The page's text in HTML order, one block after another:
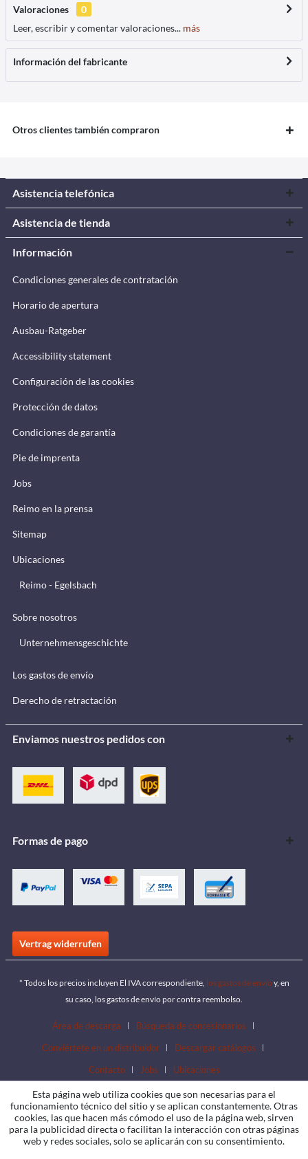
Valoraciones
0
Leer, escribir y comentar valoraciones... más
Información del fabricante
Otros clientes también compraron
Asistencia telefónica
Asistencia de tienda
Información
Condiciones generales de contratación
Horario de apertura
Ausbau-Ratgeber
Accessibility statement
Configuración de las cookies
Protección de datos
Condiciones de garantía
Pie de imprenta
Jobs
Reimo en la prensa
Sitemap
Ubicaciones
Reimo - Egelsbach
Sobre nosotros
Unternehmensgeschichte
Los gastos de envío
Derecho de retractación
Enviamos nuestros pedidos con
Formas de pago
Vertrag widerrufen
* Todos los precios incluyen El IVA correspondiente, los gastos de envío y, en
su caso, los gastos de envío por contra reembolso.
Área de descarga
Búsqueda de concesionarios
Conviértete en un distribuidor
Descargar catálogos
Contacto
Jobs Ubicaciones
Esta página web utiliza cookies que son necesarias para el
funcionamiento técnico del sitio y se aplican constantemente. Otras
cookies, las que hacen más cómodo el uso de la página web, sirven
para la publicidad directa o facilitan la interacción con otras páginas
web y redes sociales, solo se aplicarán con su consentimiento.